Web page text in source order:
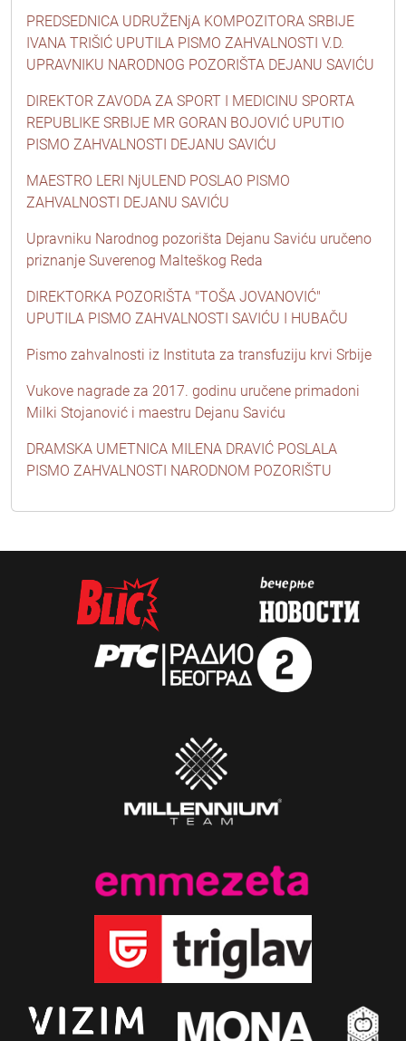
PREDSEDNICA UDRUŽENjA KOMPOZITORA SRBIJE
IVANA TRIŠIĆ UPUTILA PISMO ZAHVALNOSTI V.D.
UPRAVNIKU NARODNOG POZORIŠTA DEJANU SAVIĆU
DIREKTOR ZAVODA ZA SPORT I MEDICINU SPORTA
REPUBLIKE SRBIJE MR GORAN BOJOVIĆ UPUTIO
PISMO ZAHVALNOSTI DEJANU SAVIĆU
MAESTRO LERI NjULEND POSLAO PISMO
ZAHVALNOSTI DEJANU SAVIĆU
Upravniku Narodnog pozorišta Dejanu Saviću uručeno
priznanje Suverenog Malteškog Reda
DIREKTORKA POZORIŠTA "TOŠA JOVANOVIĆ"
UPUTILA PISMO ZAHVALNOSTI SAVIĆU I HUBAČU
Pismo zahvalnosti iz Instituta za transfuziju krvi Srbije
Vukove nagrade za 2017. godinu uručene primadoni
Milki Stojanović i maestru Dejanu Saviću
DRAMSKA UMETNICA MILENA DRAVIĆ POSLALA
PISMO ZAHVALNOSTI NARODNOM POZORIŠTU